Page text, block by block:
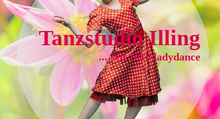
Tanzstudio Illing
... seit 2010 ladydance